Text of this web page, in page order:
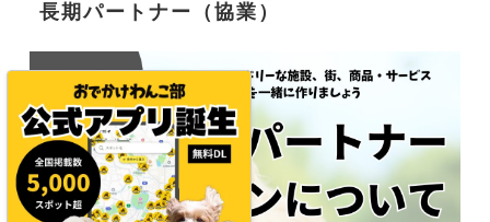
長期パートナー（協業）